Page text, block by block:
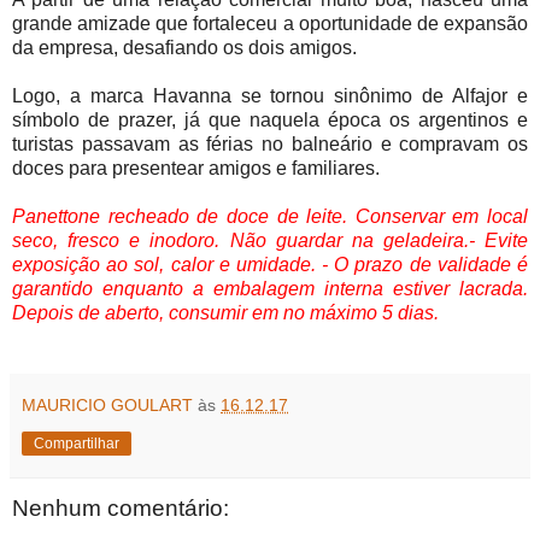
grande amizade que fortaleceu a oportunidade de expansão
da empresa, desafiando os dois amigos.
Logo, a marca Havanna se tornou sinônimo de Alfajor e
símbolo de prazer, já que naquela época os argentinos e
turistas passavam as férias no balneário e compravam os
doces para presentear amigos e familiares.
Panettone recheado de doce de leite. Conservar em local
seco, fresco e inodoro. Não guardar na geladeira.- Evite
exposição ao sol, calor e umidade. - O prazo de validade é
garantido enquanto a embalagem interna estiver lacrada.
Depois de aberto, consumir em no máximo 5 dias.
MAURICIO GOULART às 16.12.17
Compartilhar
Nenhum comentário: